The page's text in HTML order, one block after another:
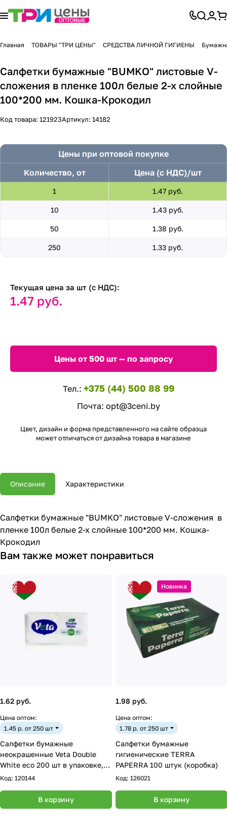
Главная ТОВАРЫ "ТРИ ЦЕНЫ" СРЕДСТВА ЛИЧНОЙ ГИГИЕНЫ
Салфетки бумажные "BUMKO" листовые V-
сложения в пленке 100л белые 2-х слойные
100*200 мм. Кошка-Крокодил
Код товара: 121923Артикул: 14182
Цены при оптовой покупке
Количество, от
Цена (с НДС)/шт
1 1.47 руб.
10 1.43 руб.
50 1.38 руб.
250 1.33 руб.
Текущая цена за шт (с НДС):
1.47 руб.
Цены от 500 шт — по запросу
Тел.: +375 (44) 500 88 99
Почта: opt@3ceni.by
Цвет, дизайн и форма представленного на сайте образца
может отличаться от дизайна товара в магазине
Описание Характеристики
Салфетки бумажные "BUMKO" листовые V-сложения в
пленке 100л белые 2-х слойные 100*200 мм. Кошка-
Крокодил
Вам также может понравиться
1.62 руб.
Цена оптом:
1.45 р. от 250 шт
Салфетки бумажные
неокрашенные Veta Double
White eco 200 шт в упаковке,
100% целлюлоза
Код: 120144
В корзину
Новинка
1.98 руб.
Цена оптом:
1.78 р. от 250 шт
Салфетки бумажные
гигиенические TERRA
PAPERRA 100 штук (коробка)
Код: 126021
В корзину